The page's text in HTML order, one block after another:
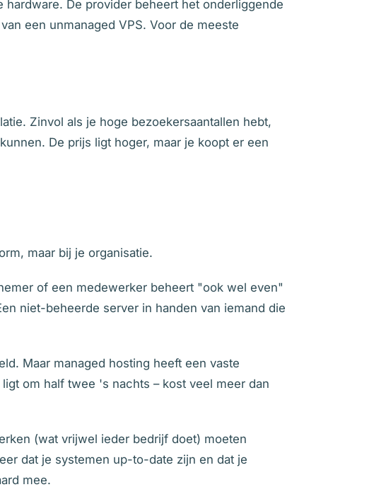
De provider beheert het onderliggende
een unmanaged VPS. Voor de meeste
Zinvol als je hoge bezoekersaantallen hebt,
De prijs ligt hoger, maar je koopt er een
maar bij je organisatie.
of een medewerker beheert "ook wel even"
niet-beheerde server in handen van iemand die
Maar managed hosting heeft een vaste
om half twee 's nachts – kost veel meer dan
(wat vrijwel ieder bedrijf doet) moeten
dat je systemen up-to-date zijn en dat je
mee.